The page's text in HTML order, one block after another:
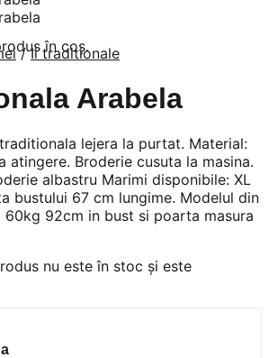
în coș.
/ Ii traditionale
Arabela
lejera la purtat. Material:
atingere. Broderie cusuta la masina.
albastru Marimi disponibile: XL
bustului 67 cm lungime. Modelul din
60kg 92cm in bust si poarta masura
nu este în stoc și este